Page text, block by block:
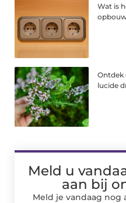
Wat is
Ontdek
lucide
Meld u
aan bij
Meld je vandaag nog